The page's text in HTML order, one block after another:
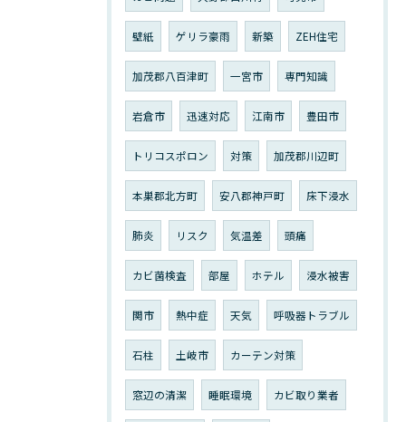
壁紙 ゲリラ豪雨 新築 ZEH住宅
加茂郡八百津町 一宮市 専門知識
岩倉市 迅速対応 江南市 豊田市
トリコスポロン 対策 加茂郡川辺町
本巣郡北方町 安八郡神戸町 床下浸水
肺炎 リスク 気温差 頭痛
カビ菌検査 部屋 ホテル 浸水被害
関市 熱中症 天気 呼吸器トラブル
石柱 土岐市 カーテン対策
窓辺の清潔 睡眠環境 カビ取り業者